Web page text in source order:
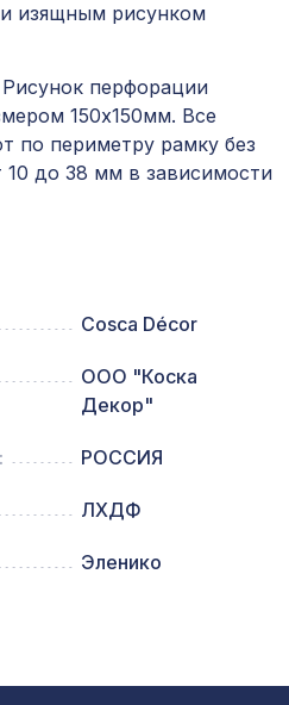
панель КВАДРО
панель ГОТИКА,
бук
7043 ₽
2000мм,
панель ИНДИЯ,
ХДФ, ольха
180х30мм
изящным рисунком
перфорации
150х150мм. Все
по периметру рамку без
до 38 мм в зависимости
Cosca Décor
ООО "Коска
Декор"
РОССИЯ
ЛХДФ
Эленико